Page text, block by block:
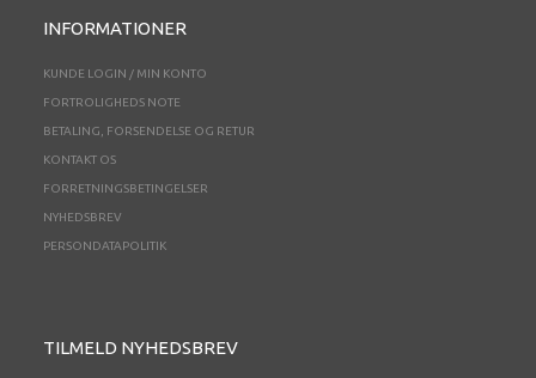
INFORMATIONER
KUNDE LOGIN / MIN KONTO
FORTROLIGHEDS NOTE
BETALING, FORSENDELSE OG RETUR
KONTAKT OS
FORRETNINGSBETINGELSER
NYHEDSBREV
PERSONDATAPOLITIK
TILMELD NYHEDSBREV